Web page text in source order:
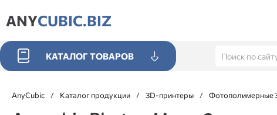
ANYCUBIC.BIZ
КАТАЛОГ ТОВАРОВ
AnyCubic / Каталог продукции / 3D-принтеры / Фотополимерные